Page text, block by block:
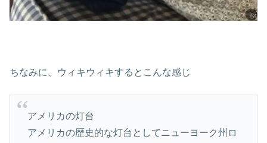
ちなみに、ウィキウィキするとこんな感じ
アメリカの灯台
アメリカの歴史的な灯台としてニューヨーク州ロ